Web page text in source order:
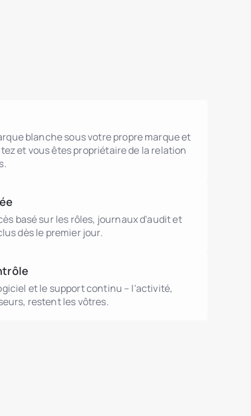
blanche sous votre propre marque et
et vous êtes propriétaire de la relation
basé sur les rôles, journaux d'audit et
dès le premier jour.
et le support continu – l'activité,
restent les vôtres.